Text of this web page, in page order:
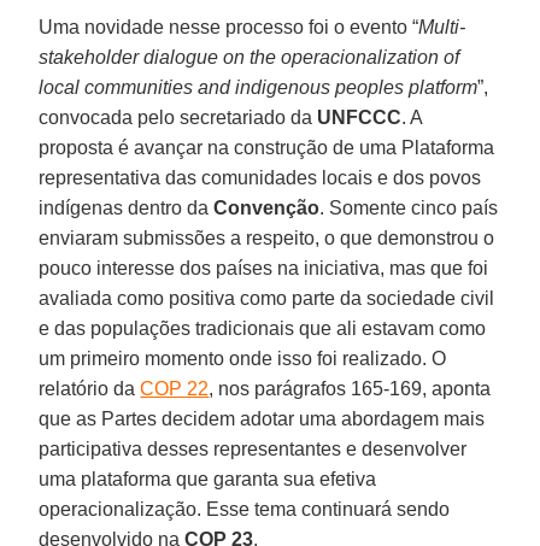
Uma novidade nesse processo foi o evento “Multi-
stakeholder dialogue on the operacionalization of
local communities and indigenous peoples platform”,
convocada pelo secretariado da UNFCCC. A
proposta é avançar na construção de uma Plataforma
representativa das comunidades locais e dos povos
indígenas dentro daConvenção. Somente cinco país
enviaram submissões a respeito, o que demonstrou o
pouco interesse dos países na iniciativa, mas que foi
avaliada como positiva como parte da sociedade civil
e das populações tradicionais que ali estavam como
um primeiro momento onde isso foi realizado. O
relatório daCOP 22, nos parágrafos 165-169, aponta
que as Partes decidem adotar uma abordagem mais
participativa desses representantes e desenvolver
uma plataforma que garanta sua efetiva
operacionalização. Esse tema continuará sendo
desenvolvido naCOP 23.